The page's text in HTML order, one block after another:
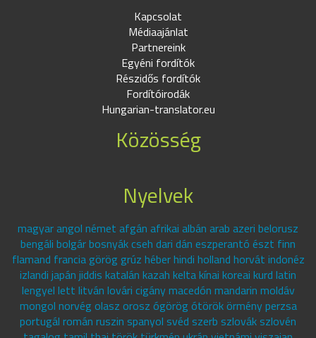
Kapcsolat
Médiaajánlat
Partnereink
Egyéni fordítók
Részidős fordítók
Fordítóirodák
Hungarian-translator.eu
Közösség
Nyelvek
magyar angol német afgán afrikai albán arab azeri belorusz
bengáli bolgár bosnyák cseh dari dán eszperantó észt finn
flamand francia görög grúz héber hindi holland horvát indonéz
izlandi japán jiddis katalán kazah kelta kínai koreai kurd latin
lengyel lett litván lovári cigány macedón mandarin moldáv
mongol norvég olasz orosz ógörög ótörök örmény perzsa
portugál román ruszin spanyol svéd szerb szlovák szlovén